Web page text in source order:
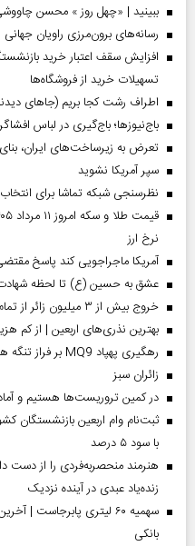
ببینید | «چهل روز » محسن
رسانه‌های برون‌مرزی راویان جهانی
افزایش سقف اعتبار خرید
تسهیلات خرید از فروشگاه‌ها
اطراف رشت کجا بریم (جاهای
باج‌نیوزها؛ باج‌گیری در لباس
تعرض به زیرساخت‌های ایران،
سپر آمریکا نشوید
نظرسنجی شبکه تماشا برای
نرخ ارز
آمریکا ماجراجویی کند پاسخ
عشق به حسین (ع) تا لحظه
خروج بیش از ۳ میلیون زائر از تمام مرز‌های کشور
بهترین نذری‌های اربعین | از کم
رهگیری پهپاد MQ9 بر فراز تنگه هرمز
‌زائران سبز
در کمین تروریست‌ها هستیم و
با سود ۵ درصد
زنده‌یاد عبدی در آینده نزدیک
سهمیه ۶۰ لیتری
بانکی